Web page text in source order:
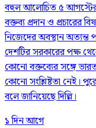
বহুল আলোচিত ৫ আগস্টের
বক্তব্য প্রদান ও প্রচারের
নিজেদের অবস্থান অত্যন্ত
দেশটির সরকারের পক্ষ
কোনো বক্তব্যের সঙ্গে ভারত
কোনো সংশ্লিষ্টতা নেই।
বলে জানিয়েছে দিল্লি।
১ দিন আগে